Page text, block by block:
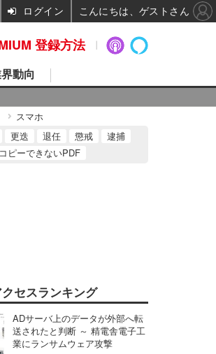
動向
スマホ
更迭 退任 懲戒
逮捕
ピーできないPDF
セスランキング
ADサーバ上のデータが外部へ転
送されたと判断 ～ 精電舎電子工
業にランサムウェア攻撃
登録方法
ログイン こんにちは、ゲストさん